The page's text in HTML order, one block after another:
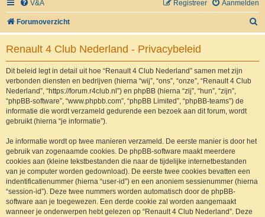
V&A Aanmelden
Registreer
Forumoverzicht
o
Renault 4 Club Nederland - Privacybeleid
Dit beleid legt in detail uit hoe “Renault 4 Club Nederland” samen met zijn
verbonden diensten en bedrijven (hierna “wij”, “ons”, “onze”, “Renault 4 Club
Nederland”, “https://forum.r4club.nl”) en phpBB (hierna “zij”, “hun”, “zijn”,
“phpBB-software”, “www.phpbb.com”, “phpBB Limited”, “phpBB-teams”) de
informatie die wordt verzameld gedurende een bezoek aan dit forum, wordt
gebruikt (hierna “je informatie”).
Je informatie wordt op twee manieren verzameld. De eerste manier is door het
gebruik van zogenaamde cookies. De phpBB-software maakt meerdere
cookies aan (kleine tekstbestanden die naar de tijdelijke internetbestanden
van je computer worden gedownload). De eerste twee cookies bevatten een
indentificatienummer (hierna “user-id”) en een anoniem sessienummer (hierna
“session-id”). Deze twee nummers worden automatisch door de phpBB-
software aan je toegewezen. Een derde cookie zal worden aangemaakt
wanneer je onderwerpen hebt gelezen op “Renault 4 Club Nederland”. Deze